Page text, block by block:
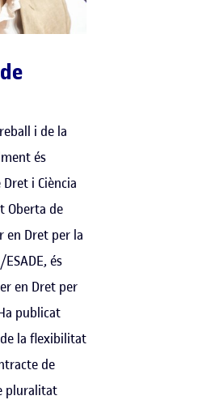
i de la
és
i Ciència
Oberta de
en Dret per la
és
en Dret per
publicat
la flexibilitat
de
pluralitat